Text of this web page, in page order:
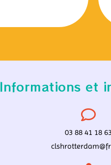
Informations et
03 88 41 18 63